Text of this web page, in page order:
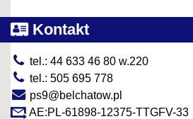
Kontakt
tel.: 44 633 46 80 w.220
tel.: 505 695 778
ps9@belchatow.pl
AE:PL-61898-12375-TTGFV-33